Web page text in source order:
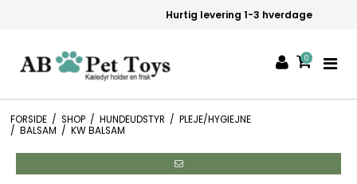
Hurtig levering 1-3 hverdage
0
FORSIDE / SHOP / HUNDEUDSTYR / PLEJE/HYGIEJNE
/ BALSAM / KW BALSAM